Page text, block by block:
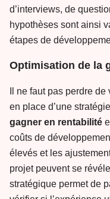
d’interviews, de
hypothèses sont ainsi
étapes de
Optimisation de la
Il ne faut pas perdre
en place d’une
gagner en rentabilité
coûts de
élevés et les
projet peuvent se
stratégique permet de